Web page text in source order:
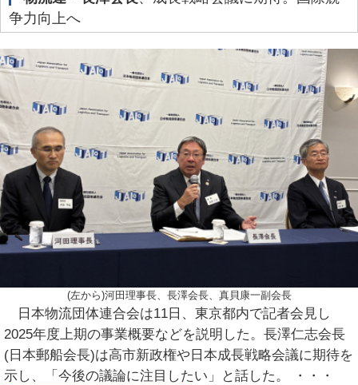
争力向上へ
(左から)河田理事長、長澤会長、真貝康一副会長
日本物流団体連合会は11日、東京都内で記者会見し
2025年度上期の事業概要などを説明した。長澤仁志会長
(日本郵船会長)は高市新政権や日本成長戦略会議に期待を
示し、「今後の議論に注目したい」と話した。
・・・